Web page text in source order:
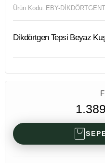
Ürün Kodu: EBY-
Dikdörtgen Tepsi Beyaz